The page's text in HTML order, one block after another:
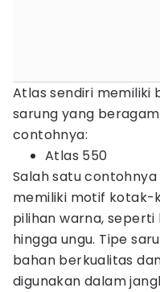
Atlas sendiri memiliki
sarung yang
contohnya:
Atlas 550
Salah satu
memiliki motif kotak-
pilihan warna, seperti
hingga ungu. Tipe
bahan berkualitas
digunakan dalam